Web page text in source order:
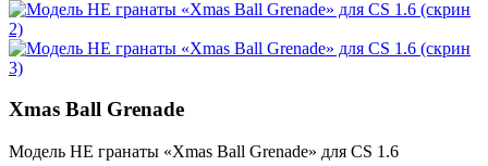
Xmas Ball Grenade
Модель HE гранаты «Xmas Ball Grenade» для CS 1.6